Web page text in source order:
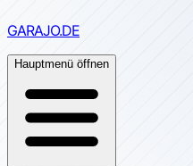
GARAJO.DE
Hauptmenü öffnen